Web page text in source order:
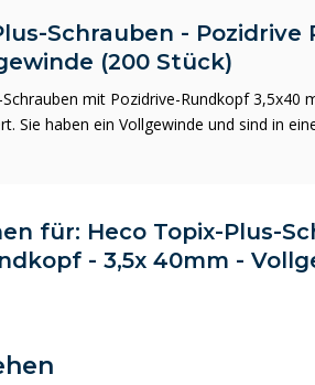
Schrauben - Pozidrive
(200 Stück)
mit Pozidrive-Rundkopf 3,5x40
Sie haben ein Vollgewinde und sind in
für: Heco Topix-Plus-
- 3,5x 40mm -